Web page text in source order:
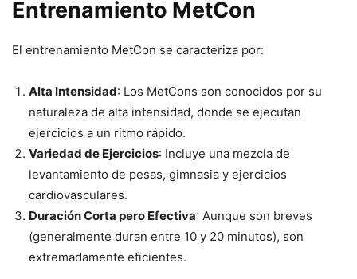
Entrenamiento MetCon
El entrenamiento MetCon se caracteriza por:
Alta Intensidad: Los MetCons son conocidos por su
naturaleza de alta intensidad, donde se ejecutan
ejercicios a un ritmo rápido.
Variedad de Ejercicios: Incluye una mezcla de
levantamiento de pesas, gimnasia y ejercicios
cardiovasculares.
Duración Corta pero Efectiva: Aunque son breves
(generalmente duran entre 10 y 20 minutos), son
extremadamente eficientes.